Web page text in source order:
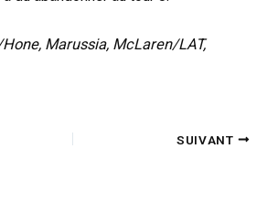
Marussia, McLaren/LAT,
SUIVANT